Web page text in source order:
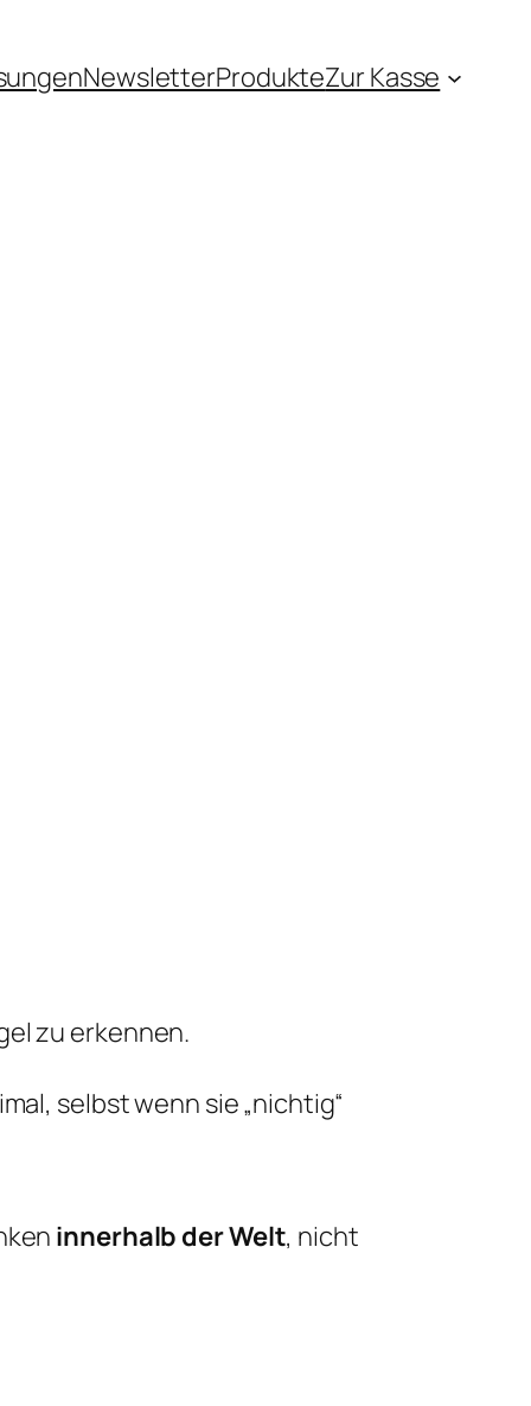
NewsletterProdukteZur Kasse
zu erkennen.
selbst wenn sie „nichtig“
innerhalb der Welt, nicht